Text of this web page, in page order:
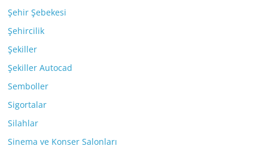
Şehir Şebekesi
Şehircilik
Şekiller
Şekiller Autocad
Semboller
Sigortalar
Silahlar
Sinema ve Konser Salonları